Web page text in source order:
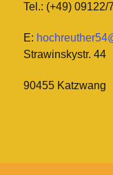
Tel.: (+49) 09122/
E:
Strawinskystr. 44
90455 Katzwang